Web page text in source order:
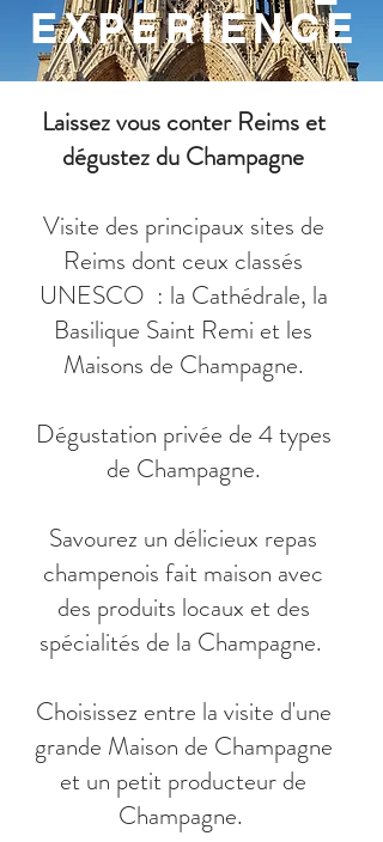
EXPERIENCE
Laissez vous conter Reims et
dégustez du Champagne​
Visite des principaux sites de
Reims dont ceux classés
UNESCO : la Cathédrale, la
Basilique Saint Remi et les
Maisons de Champagne.
Dégustation privée de 4 types
de Champagne.
Savourez un délicieux repas
champenois fait maison avec
des produits locaux et des
spécialités de la Champagne.
Choisissez entre la visite d'une
grande Maison de Champagne
et un petit producteur de
Champagne.